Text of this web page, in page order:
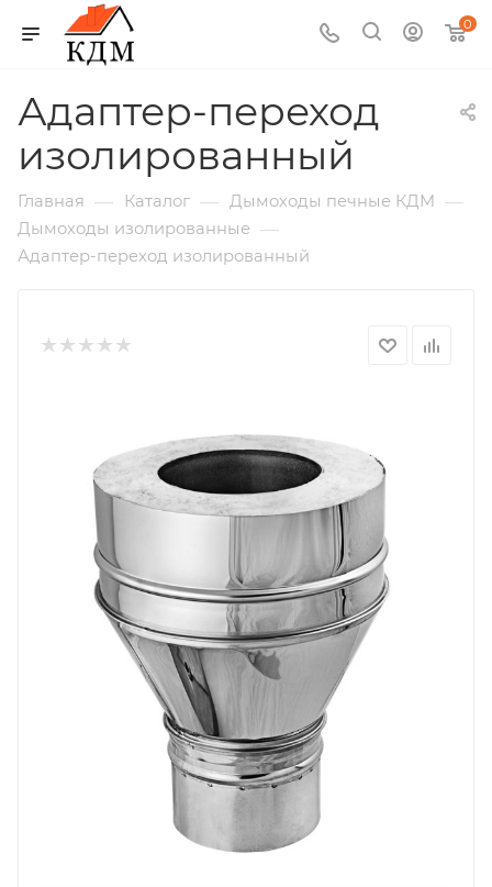
0
Адаптер-переход
изолированный
Главная — Каталог — Дымоходы печные КДМ —
Дымоходы изолированные —
Адаптер-переход изолированный